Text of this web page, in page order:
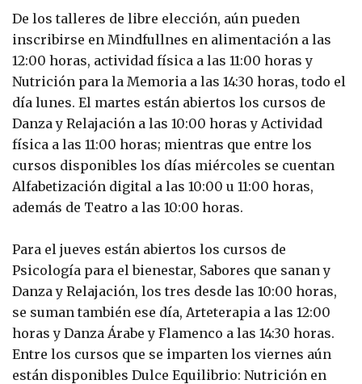
De los talleres de libre elección, aún pueden
inscribirse en Mindfullnes en alimentación a las
12:00 horas, actividad física a las 11:00 horas y
Nutrición para la Memoria a las 14:30 horas, todo el
día lunes. El martes están abiertos los cursos de
Danza y Relajación a las 10:00 horas y Actividad
física a las 11:00 horas; mientras que entre los
cursos disponibles los días miércoles se cuentan
Alfabetización digital a las 10:00 u 11:00 horas,
además de Teatro a las 10:00 horas.
Para el jueves están abiertos los cursos de
Psicología para el bienestar, Sabores que sanan y
Danza y Relajación, los tres desde las 10:00 horas,
se suman también ese día, Arteterapia a las 12:00
horas y Danza Árabe y Flamenco a las 14:30 horas.
Entre los cursos que se imparten los viernes aún
están disponibles Dulce Equilibrio: Nutrición en